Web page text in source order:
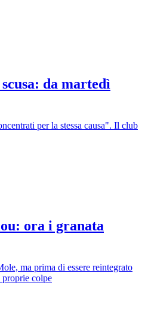
da martedì
per la stessa causa". Il club
ora i granata
ma prima di essere reintegrato
proprie colpe